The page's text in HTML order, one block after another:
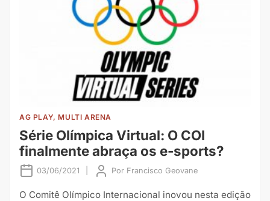
AG PLAY, MULTI ARENA
Série Olímpica Virtual: O COI
finalmente abraça os e-sports?
03/06/2021 Por Francisco Geovane
O Comitê Olímpico Internacional inovou nesta edição